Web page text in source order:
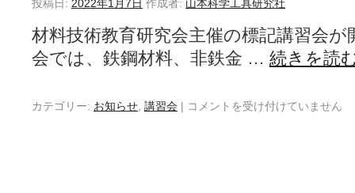
投稿日: 2022年1月7日 作成者: 山本科学工具研究社
材料技術教育研究会主催の標記講習会
会では、鉄鋼材料、非鉄金 … 続きを読
カテゴリー: お知らせ 講習会 | コメントを受け付けていません